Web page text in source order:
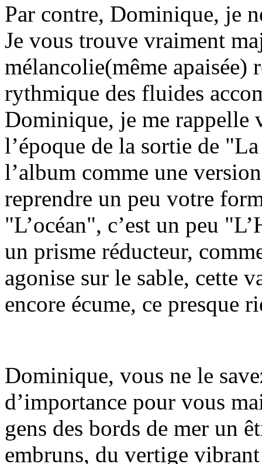
Par contre, Dominique, je
Je vous trouve vraiment
mélancolie(même apaisée)
rythmique des fluides
Dominique, je me rappelle
l’époque de la sortie de
l’album comme une
reprendre un peu votre
"L’océan", c’est un peu
un prisme réducteur,
agonise sur le sable, cette
encore écume, ce presque
Dominique, vous ne le
d’importance pour vous
gens des bords de mer un
embruns, du vertige